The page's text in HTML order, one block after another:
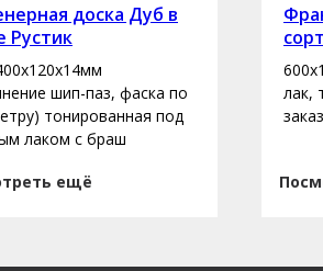
доска Дуб в
Рустик
шип-паз, фаска по
тонированная под
лаком с браш
ещё
лак,